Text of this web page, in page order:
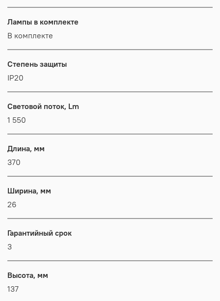
Лампы в комплекте
В комплекте
Степень защиты
IP20
Световой поток, Lm
1 550
Длина, мм
370
Ширина, мм
26
Гарантийный срок
3
Высота, мм
137